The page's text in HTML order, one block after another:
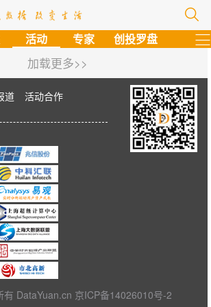
活动 专家 创投罗盘
加载更多>>
道
活动合作
有 DataYuan.cn 京ICP备14026010号-2